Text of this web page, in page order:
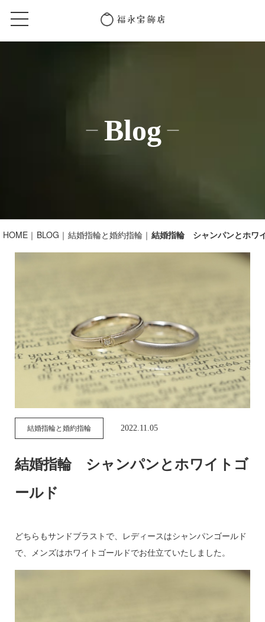
Blog
HOME BLOG 結婚指輪と婚約指輪 結婚指輪 シャンパンとホワ
結婚指輪と婚約指輪 2022.11.05
結婚指輪 シャンパンとホワイトゴ
ールド
どちらもサンドブラストで、レディースはシャンパンゴールド
で、メンズはホワイトゴールドでお仕立ていたしました。